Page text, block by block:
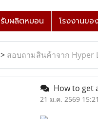
รับผลิตหมอน โรงงานขอ
> สอบถามสินค้าจาก Hyper
How to get
21 ม.ค. 2569 15:21